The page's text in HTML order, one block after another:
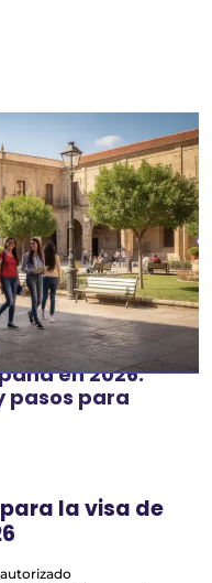
en 2026:
pasos para
la visa de